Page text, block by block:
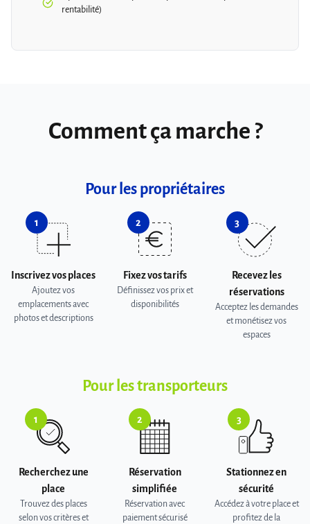
rentabilité)
Comment ça marche ?
Pour les propriétaires
1
Inscrivez vos places
Ajoutez vos
emplacements avec
photos et descriptions
2
Fixez vos tarifs
Définissez vos prix et
disponibilités
3
Recevez les
réservations
Acceptez les demandes
et monétisez vos
espaces
Pour les transporteurs
1
Recherchez une
place
Trouvez des places
selon vos critères et
2
Réservation
simplifiée
Réservation avec
paiement sécurisé
3
Stationnez en
sécurité
Accédez à votre place et
profitez de la